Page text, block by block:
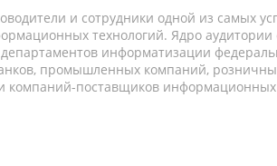
и сотрудники одной из самых
технологий. Ядро
информатизации
промышленных компаний,
компаний-поставщиков информационных